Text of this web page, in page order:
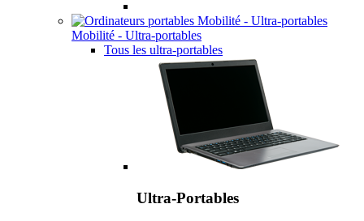
Mobilité - Ultra-portables
Tous les ultra-portables
Ultra-Portables